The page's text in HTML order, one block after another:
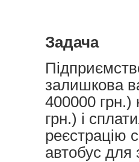
Задача
залишкова
400000 грн.)
грн.) і
реєстрацію
автобус для